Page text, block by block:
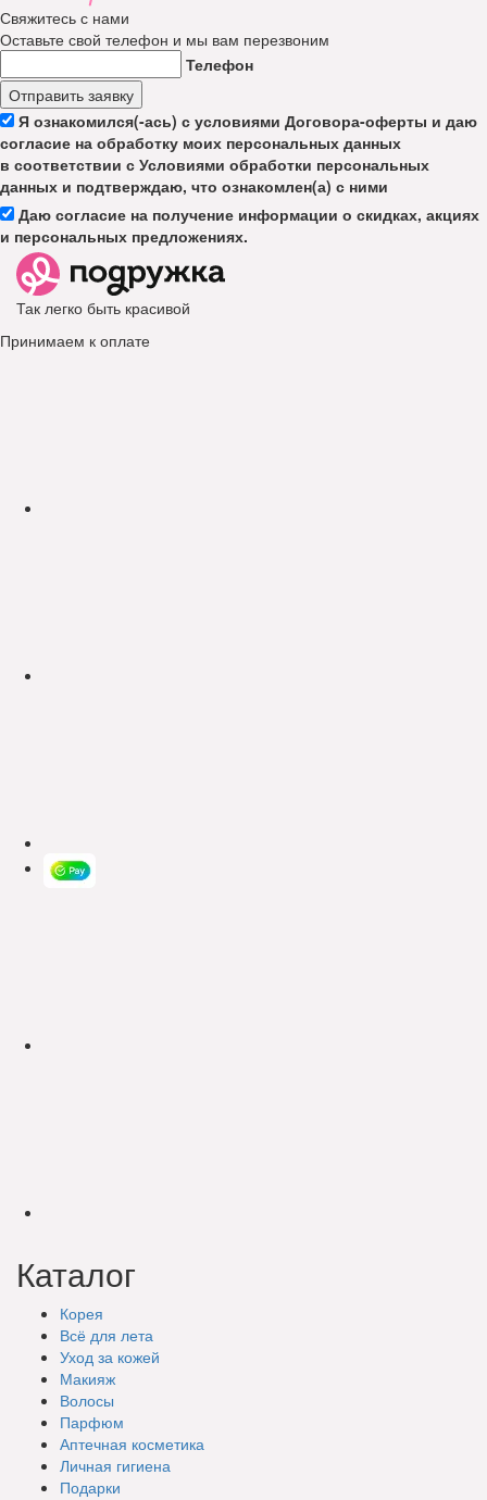
Свяжитесь с нами
Оставьте свой телефон и мы вам перезвоним
Телефон
Отправить заявку
Я ознакомился(-ась) с условиями Договора-оферты и даю
согласие на обработку моих персональных данных
в соответствии с Условиями обработки персональных
данных и подтверждаю, что ознакомлен(а) с ними
Даю согласие на получение информации о скидках, акциях
и персональных предложениях.
Так легко быть красивой
Принимаем к оплате
Каталог
Корея
Всё для лета
Уход за кожей
Макияж
Волосы
Парфюм
Аптечная косметика
Личная гигиена
Подарки